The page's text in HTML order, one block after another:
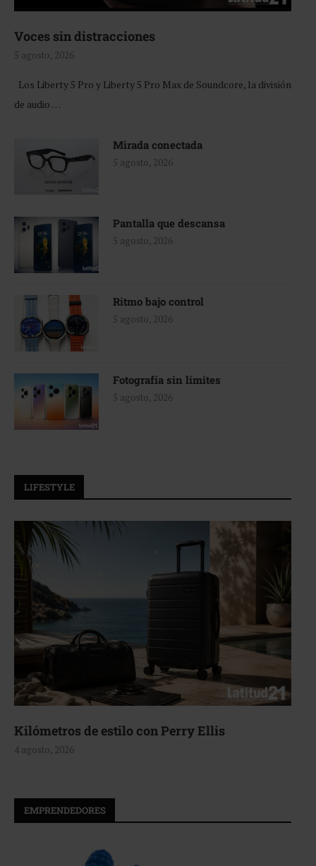
Voces sin distracciones
5 agosto, 2026
Los Liberty 5 Pro y Liberty 5 Pro Max de Soundcore, la división
de audio …
Mirada conectada
5 agosto, 2026
Pantalla que descansa
5 agosto, 2026
Ritmo bajo control
5 agosto, 2026
Fotografía sin límites
5 agosto, 2026
LIFESTYLE
Aerie, texturas que fluyen
4 agosto, 2026
EMPRENDEDORES